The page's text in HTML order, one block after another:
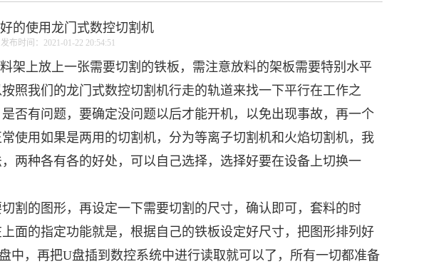
的使用龙门式数控切割机
发布时间：2021-01-22 20:54:51
架上放上一张需要切割的铁板，需注意放料的架板需要特别水平
照我们的龙门式数控切割机行走的轨道来找一下平行在工作之
否有问题，要确定没问题以后才能开机，以免出现事故，再一个
使用如果是两用的切割机，分为等离子切割机和火焰切割机，我
两种各有各的好处，可以自己选择，选择好要在设备上切换一
割的图形，再设定一下需要切割的尺寸，确认即可，套料的时
面的指定功能就是，根据自己的铁板设定好尺寸，把图形排列好
中，再把U盘插到数控系统中进行读取就可以了，所有一切都准备